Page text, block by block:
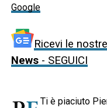
Google
Ricevi le
News- SEGUICI
Ti è piaciuto